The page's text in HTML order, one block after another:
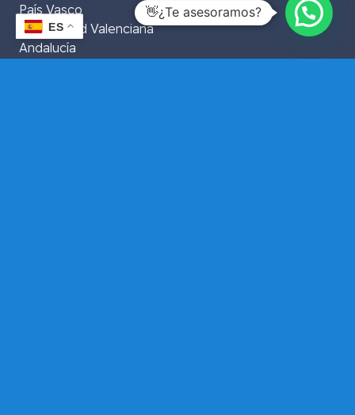
País Vasco
Comunidad Valenciana
Andalucía
ES
👋¿Te asesoramos?